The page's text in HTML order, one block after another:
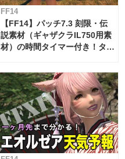
FF14
【FF14】パッチ7.3 刻限・伝
説素材（ギャザクラIL750用素
材）の時間タイマー付き！タイ